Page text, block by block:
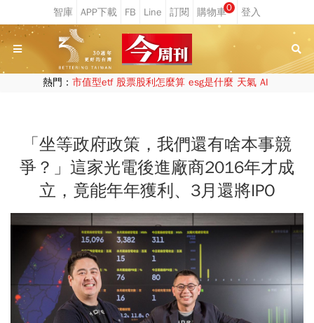
0
熱門： 市值型etf 股票股利怎麼算 esg是什麼 天氣 AI
「坐等政府政策，我們還有啥本事競
爭？」這家光電後進廠商2016年才成
立，竟能年年獲利、3月還將IPO